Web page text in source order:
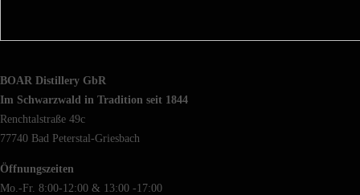
BOAR Distillery GbR
Im Schwarzwald in Tradition seit 1844
Renchtalstraße 49c
77740 Bad Peterstal-Griesbach
Öffnungszeiten
Mo.-Fr. 8:00-12:00 & 13:00 -17:00